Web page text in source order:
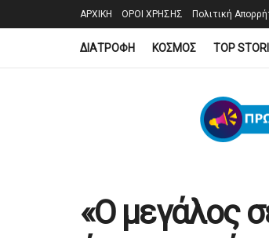
ΑΡΧΙΚΗ ΟΡΟΙ ΧΡΗΣΗΣ Πολιτική
ΔΙΑΤΡΟΦΗ ΚΟΣΜΟΣ TOP
«Ο μεγάλος